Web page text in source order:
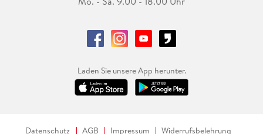
Laden Sie unsere App herunter.
Datenschutz AGB Impressum
Widerrufsbelehrung